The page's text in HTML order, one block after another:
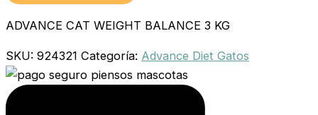
ADVANCE CAT WEIGHT BALANCE 3 KG
SKU: 924321 Categoría: Advance Diet Gatos